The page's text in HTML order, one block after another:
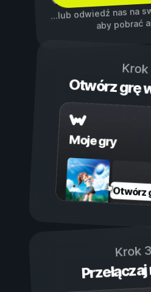
...lub odwiedź nas na
aby pobrać
Krok
Otwórz grę
Moje gry
Otwórz
Krok 3